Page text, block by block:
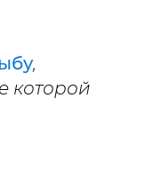
,
которой